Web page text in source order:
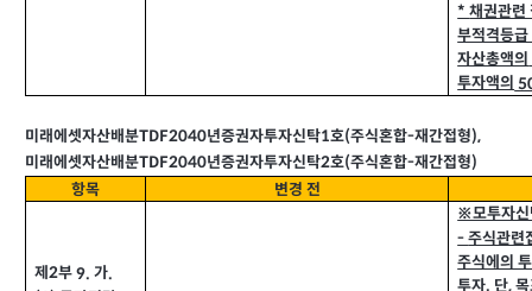
*채권관련
부적격등
자산총액의
투자액의
미래에셋자산배분TDF2040년증권자투자신탁1호(주식혼합-재간접형),
미래에셋자산배분TDF2040년증권자투자신탁2호(주식혼합-재간접형)
항목
변경 전
제2부9.가.
※모투자신
-주식관련
주식에의
투자. 단,